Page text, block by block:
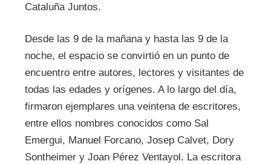
Cataluña Juntos.
Desde las 9 de la mañana y hasta las 9 de la
noche, el espacio se convirtió en un punto de
encuentro entre autores, lectores y visitantes de
todas las edades y orígenes. A lo largo del día,
firmaron ejemplares una veintena de escritores,
entre ellos nombres conocidos como Sal
Emergui, Manuel Forcano, Josep Calvet, Dory
Sontheimer y Joan Pérez Ventayol. La escritora